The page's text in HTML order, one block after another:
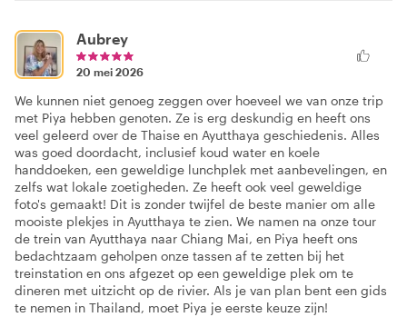
Aubrey
20 mei 2026
We kunnen niet genoeg zeggen over hoeveel we van onze trip
met Piya hebben genoten. Ze is erg deskundig en heeft ons
veel geleerd over de Thaise en Ayutthaya geschiedenis. Alles
was goed doordacht, inclusief koud water en koele
handdoeken, een geweldige lunchplek met aanbevelingen, en
zelfs wat lokale zoetigheden. Ze heeft ook veel geweldige
foto's gemaakt! Dit is zonder twijfel de beste manier om alle
mooiste plekjes in Ayutthaya te zien. We namen na onze tour
de trein van Ayutthaya naar Chiang Mai, en Piya heeft ons
bedachtzaam geholpen onze tassen af te zetten bij het
treinstation en ons afgezet op een geweldige plek om te
dineren met uitzicht op de rivier. Als je van plan bent een gids
te nemen in Thailand, moet Piya je eerste keuze zijn!